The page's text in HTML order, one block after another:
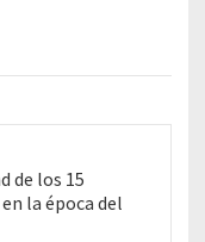
de los 15
la época del